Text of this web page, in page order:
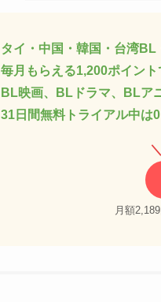
タイ・中国・韓国・台湾BL
毎月もらえる1,200ポイン
BL映画、BLドラマ、BLア
31日間無料トライアル中は
＼
月額